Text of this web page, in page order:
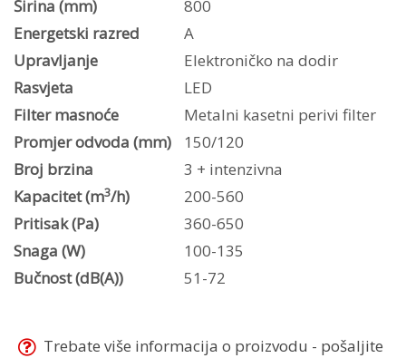
količina
Širina (mm)
800
Energetski razred
A
Upravljanje
Elektroničko na dodir
Rasvjeta
LED
Filter masnoće
Metalni kasetni perivi filter
Promjer odvoda (mm)
150/120
Broj brzina
3 + intenzivna
Kapacitet (m3/h)
200-560
Pritisak (Pa)
360-650
Snaga (W)
100-135
Bučnost (dB(A))
51-72
Trebate više informacija o proizvodu - pošaljite